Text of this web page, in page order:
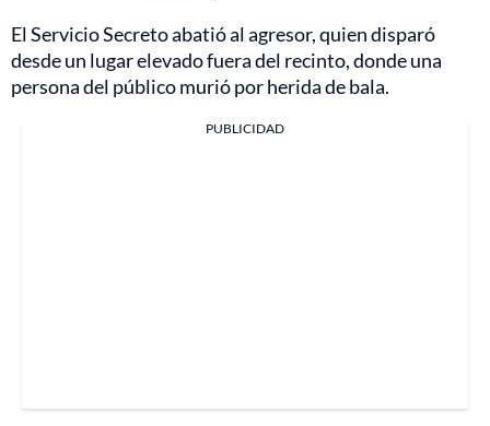
El Servicio Secreto abatió al agresor, quien disparó
desde un lugar elevado fuera del recinto, donde una
persona del público murió por herida de bala.
PUBLICIDAD